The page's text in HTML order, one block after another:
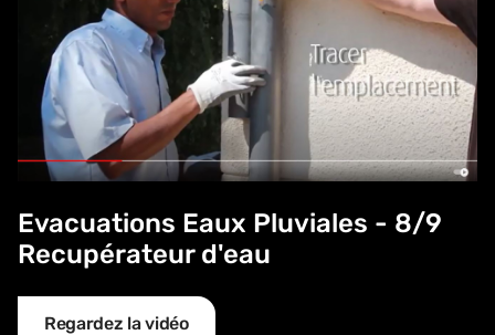
Evacuations Eaux Pluviales - 8/9
Recupérateur d'eau
Regardez la vidéo